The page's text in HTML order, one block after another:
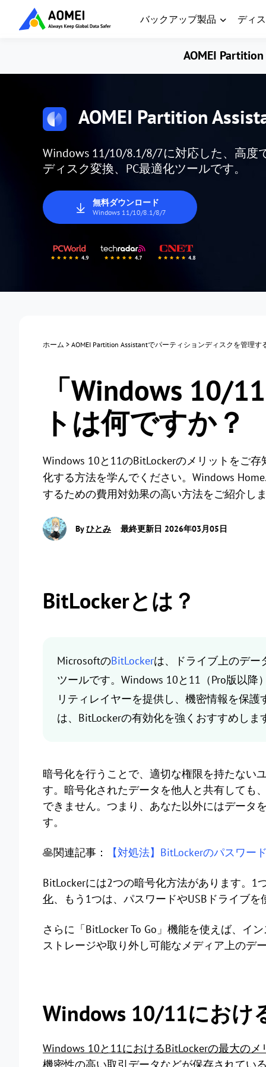
バックアップ製品 ディ
AOMEI
AOMEI Partition
Windows 11/10/8.1/8/7に対応した、高度
ディスク変換、PC最適化ツールです。
無料ダウンロード
Windows 11/10/8.1/8/7
ホーム > AOMEI Partition Assistantでパーティションディスクを管理す
「Windows 10/
トは何ですか？
Windows 10と11のBitLockerのメリットをご
化する方法を学んでください。Windows
するための費用対効果の高い方法をご紹介し
Byひとみ 最終更新日 2026年03月05日
BitLockerとは？
MicrosoftのBitLockerは、ドライブ上のデー
ツールです。Windows 10と11（Pro版以
リティレイヤーを提供し、機密情報を保
は、BitLockerの有効化を強くおすすめしま
暗号化を行うことで、適切な権限を持たない
す。暗号化されたデータを他人と共有しても
できません。つまり、あなた以外にはデータ
す。
🥞関連記事： 【対処法】BitLockerのパスワー
BitLockerには2つの暗号化方法があります。1
化、もう1つは、パスワードやUSBドライブを
さらに「BitLocker To Go」機能を使えば、イ
ストレージや取り外し可能なメディア上のデ
Windows 10/11におけ
Windows 10と11におけるBitLockerの最大の